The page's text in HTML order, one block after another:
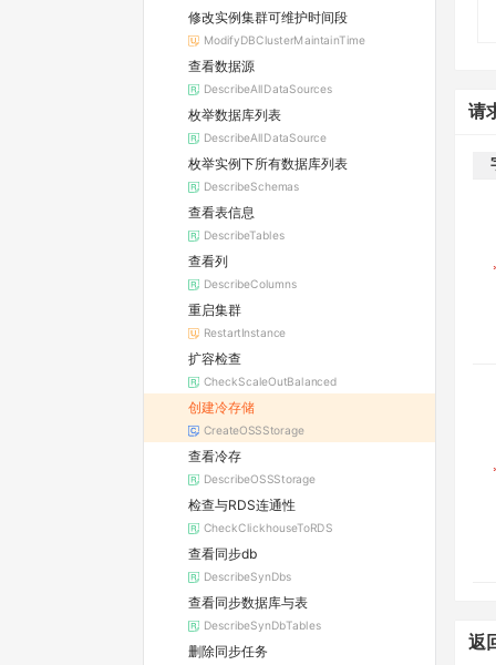
修改实例集群可维护时间段
ModifyDBClusterMaintainTime
查看数据源
DescribeAllDataSources
枚举数据库列表
DescribeAllDataSource
枚举实例下所有数据库列表
DescribeSchemas
查看表信息
DescribeTables
查看列
DescribeColumns
重启集群
RestartInstance
扩容检查
CheckScaleOutBalanced
创建冷存储
CreateOSSStorage
查看冷存
DescribeOSSStorage
检查与RDS连通性
CheckClickhouseToRDS
查看同步db
DescribeSynDbs
查看同步数据库与表
DescribeSynDbTables
删除同步任务
请
返